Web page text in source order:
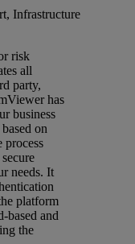
Infrastructure
risk
all
party,
has
business
on
process
needs. It
platform
based and
the